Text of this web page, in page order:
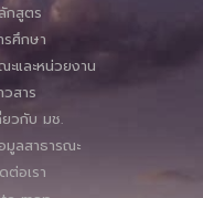
สูตร
รศึกษา
ะและหน่วยงาน
วสาร
ยวกับ มช.
มูลสาธารณะ
ต่อเรา